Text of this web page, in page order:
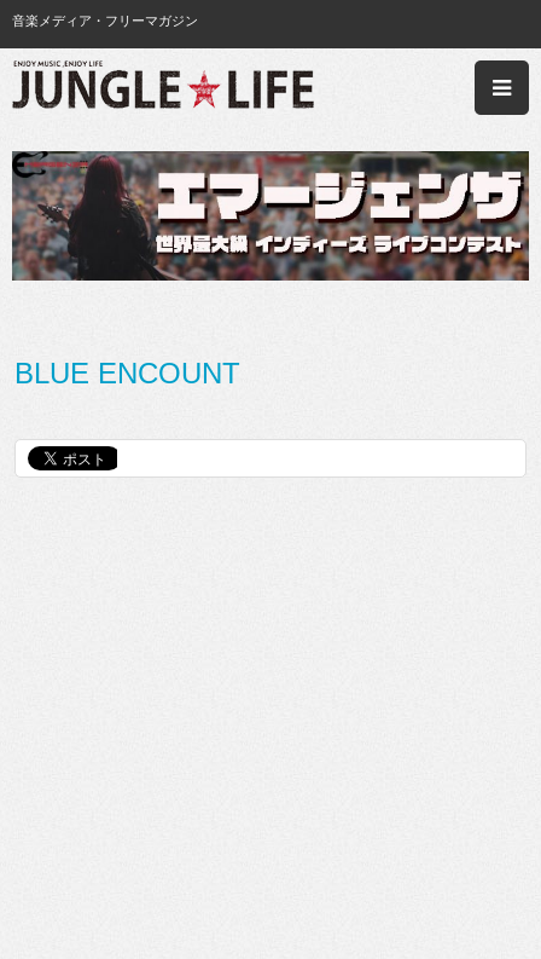
音楽メディア・フリーマガジン
BLUE ENCOUNT